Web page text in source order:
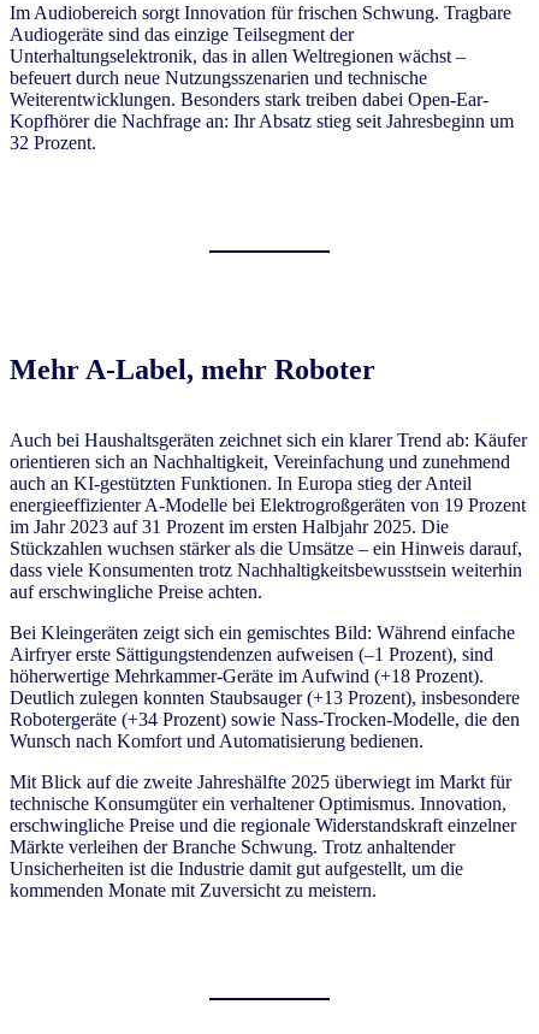
Im Audiobereich sorgt Innovation für frischen Schwung. Tragbare
Audiogeräte sind das einzige Teilsegment der
Unterhaltungselektronik, das in allen Weltregionen wächst –
befeuert durch neue Nutzungsszenarien und technische
Weiterentwicklungen. Besonders stark treiben dabei Open-Ear-
Kopfhörer die Nachfrage an: Ihr Absatz stieg seit Jahresbeginn um
32 Prozent.
Mehr A-Label, mehr Roboter
Auch bei Haushaltsgeräten zeichnet sich ein klarer Trend ab: Käufer
orientieren sich an Nachhaltigkeit, Vereinfachung und zunehmend
auch an KI-gestützten Funktionen. In Europa stieg der Anteil
energieeffizienter A-Modelle bei Elektrogroßgeräten von 19 Prozent
im Jahr 2023 auf 31 Prozent im ersten Halbjahr 2025. Die
Stückzahlen wuchsen stärker als die Umsätze – ein Hinweis darauf,
dass viele Konsumenten trotz Nachhaltigkeitsbewusstsein weiterhin
auf erschwingliche Preise achten.
Bei Kleingeräten zeigt sich ein gemischtes Bild: Während einfache
Airfryer erste Sättigungstendenzen aufweisen (–1 Prozent), sind
höherwertige Mehrkammer-Geräte im Aufwind (+18 Prozent).
Deutlich zulegen konnten Staubsauger (+13 Prozent), insbesondere
Robotergeräte (+34 Prozent) sowie Nass-Trocken-Modelle, die den
Wunsch nach Komfort und Automatisierung bedienen.
Mit Blick auf die zweite Jahreshälfte 2025 überwiegt im Markt für
technische Konsumgüter ein verhaltener Optimismus. Innovation,
erschwingliche Preise und die regionale Widerstandskraft einzelner
Märkte verleihen der Branche Schwung. Trotz anhaltender
Unsicherheiten ist die Industrie damit gut aufgestellt, um die
kommenden Monate mit Zuversicht zu meistern.